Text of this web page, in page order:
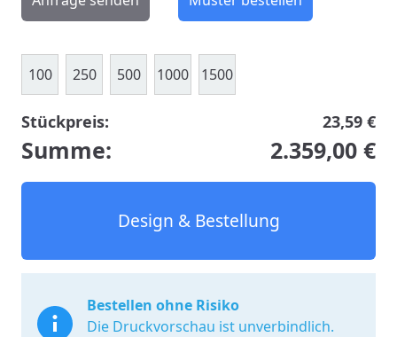
100 250 500 1000 1500
Stückpreis: 23,59 €
Summe: 2.359,00 €
Design & Bestellung
Bestellen ohne Risiko
Die Druckvorschau ist unverbindlich.